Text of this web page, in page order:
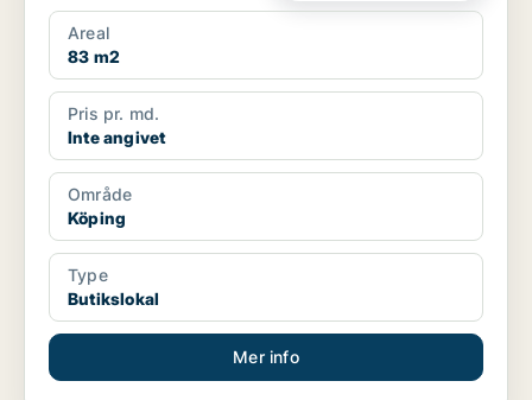
Areal
83 m2
Pris pr. md.
Inte angivet
Område
Köping
Type
Butikslokal
Mer info